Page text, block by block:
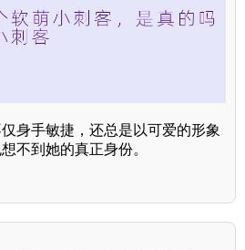
身手敏捷，还总是以可爱的形象
不到她的真正身份。